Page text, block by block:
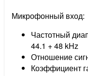
Микрофонный вход:
Частотный
44.1 + 48 kHz
Отношение
Коэффициент